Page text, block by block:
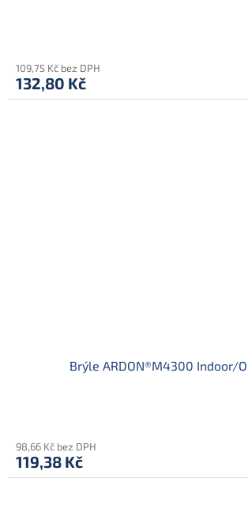
109,75 Kč bez DPH
132,80 Kč
Brýle ARDON®M4300 Indoor/
98,66 Kč bez DPH
119,38 Kč